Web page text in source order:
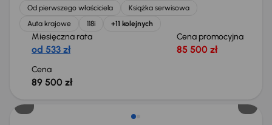
Od pierwszego właściciela
Książka serwisowa
Auta krajowe
118i +11 kolejnych
Miesięczna rata
od 533 zł
Cena promocyjna
85 500 zł
Cena
89 500 zł